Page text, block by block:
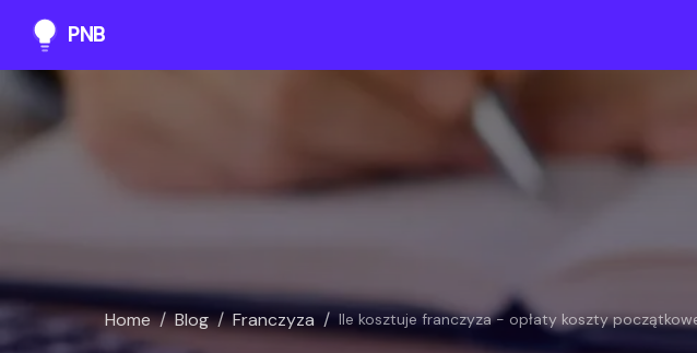
PNB
Home / Blog / Franczyza / Ile kosztuje franczyza - opłaty koszty